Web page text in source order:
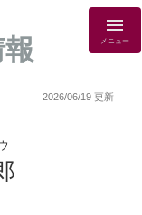
メニュー
2026/06/19 更新